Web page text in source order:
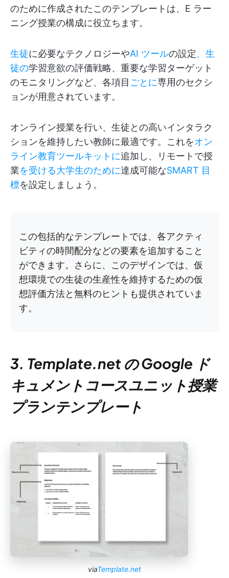
のために作成されたこのテンプレートは、E ラー
ニング授業の構成に役立ちます。
生徒に必要なテクノロジーやAI ツールの設定、生
徒の学習意欲の評価戦略、重要な学習ターゲット
のモニタリングなど、各項目 ごとに専用のセクシ
ョンが用意されています。
オンライン授業を行い、生徒との高いインタラク
ションを維持したい教師に最適です。これをオン
ライン教育ツールキットに追加し、リモートで授
業を受ける大学生のために達成可能なSMART 目
標を設定しましょう。
この包括的なテンプレートでは、各アクティ
ビティの時間配分などの要素を追加すること
ができます。さらに、このデザインでは、仮
想環境での生徒の生産性を維持するための仮
想評価方法と無料のヒントも提供されていま
す。
3. Template.net の Google ド
キュメントコースユニット授業
プランテンプレート
viaTemplate.net